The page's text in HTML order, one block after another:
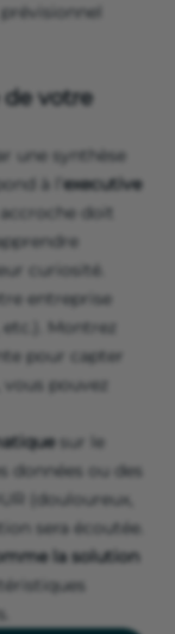
votre
une synthèse
à l’ executive
doit
curiosité.
entreprise
Montrez
pour capter
pouvez
sur le
données ou des
(douloureux,
sera écoutée.
la solution